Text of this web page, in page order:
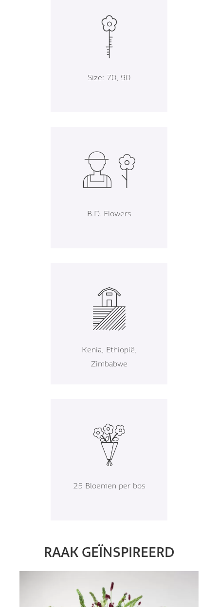
Size: 70, 90
B.D. Flowers
Kenia, Ethiopië,
Zimbabwe
25 Bloemen per bos
RAAK GEÏNSPIREERD